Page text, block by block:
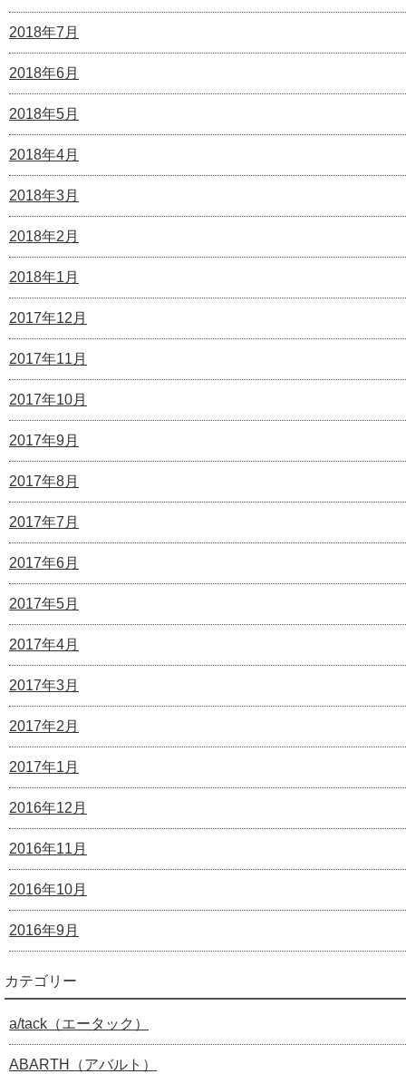
2018年7月
2018年6月
2018年5月
2018年4月
2018年3月
2018年2月
2018年1月
2017年12月
2017年11月
2017年10月
2017年9月
2017年8月
2017年7月
2017年6月
2017年5月
2017年4月
2017年3月
2017年2月
2017年1月
2016年12月
2016年11月
2016年10月
2016年9月
カテゴリー
a/tack（エータック）
ABARTH（アバルト）